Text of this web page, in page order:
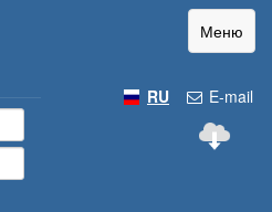
Меню
E-mail
RU